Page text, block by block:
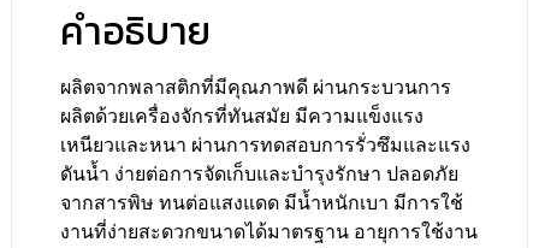
คำอธิบาย
ผลิตจากพลาสติกที่มีคุณภาพดี ผ่านกระบวนการ
ผลิตด้วยเครื่องจักรที่ทันสมัย มีความแข็งแรง
เหนียวและหนา ผ่านการทดสอบการรั่วซึมและแรง
ดันน้ำ ง่ายต่อการจัดเก็บและบำรุงรักษา ปลอดภัย
จากสารพิษ ทนต่อแสงแดด มีน้ำหนักเบา มีการใช้
งานที่ง่ายสะดวกขนาดได้มาตรฐาน อายุการใช้งาน